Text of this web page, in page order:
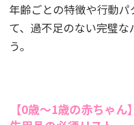
年齢ごとの特徴や行動
て、過不足のない完璧
う。
【0歳〜1歳の赤ちゃ